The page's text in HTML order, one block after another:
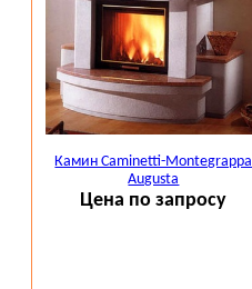
Камин Caminetti-Montegrappa
Augusta
Цена по запросу